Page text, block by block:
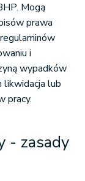
Mogą
prawa
i
wypadków
likwidacja lub
pracy.
- zasady